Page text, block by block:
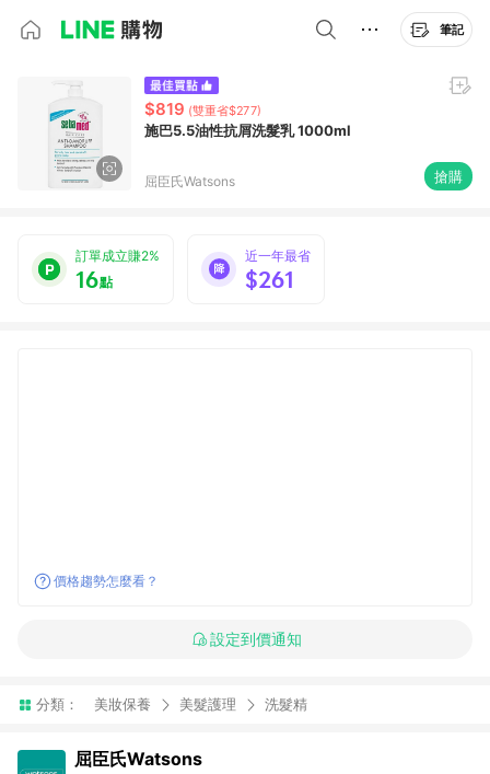
筆記
$819 (雙重省$277)
施巴5.5油性抗屑洗髮乳 1000ml
屈臣氏Watsons 搶購
訂單成立賺2%
16點
近一年最省
$261
價格趨勢怎麼看？
設定到價通知
分類： 美妝保養 美髮護理 洗髮精
屈臣氏Watsons